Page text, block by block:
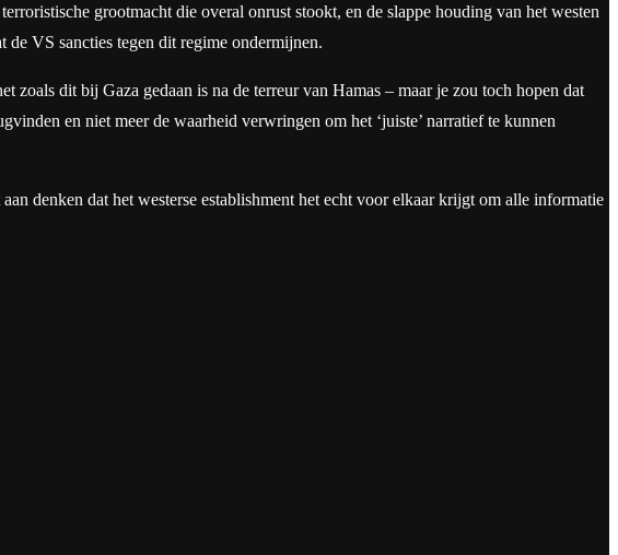
grootmacht die overal onrust stookt, en de slappe houding van het westen
de VS sancties tegen dit regime ondermijnen.
zoals dit bij Gaza gedaan is na de terreur van Hamas – maar je zou toch hopen dat
en niet meer de waarheid verwringen om het ‘juiste’ narratief te kunnen
denken dat het westerse establishment het echt voor elkaar krijgt om alle informatie